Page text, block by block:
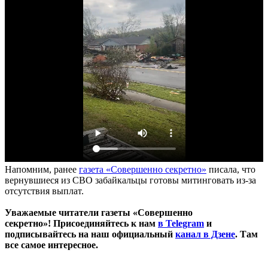
Напомним, ранее газета «Совершенно секретно» писала, что
вернувшиеся из СВО забайкальцы готовы митинговать из-за
отсутствия выплат.
Уважаемые читатели газеты «Совершенно
секретно»! Присоединяйтесь к нам в Telegram и
подписывайтесь на наш официальный канал в Дзене. Там
все самое интересное.